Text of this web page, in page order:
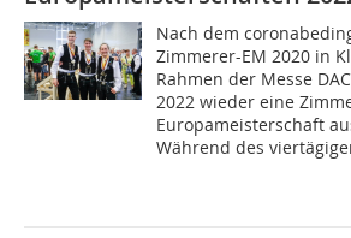
Nach dem
Zimmerer-EM 2020 in
Rahmen der Messe
2022 wieder eine
Europameisterschaft
Während des